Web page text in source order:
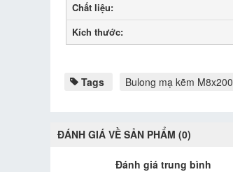
Chất liệu:
Kích thước:
Tags Bulong mạ kẽm M8x200
ĐÁNH GIÁ VỀ SẢN PHẨM (0)
Đánh giá trung bình